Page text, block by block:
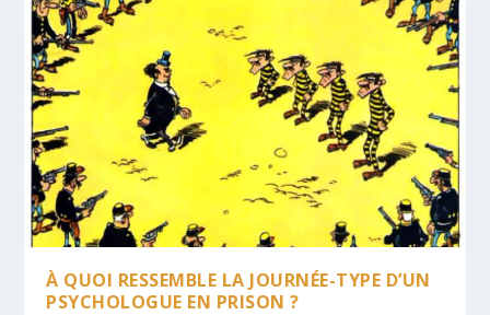
À QUOI RESSEMBLE LA JOURNÉE-TYPE D’UN
PSYCHOLOGUE EN PRISON ?